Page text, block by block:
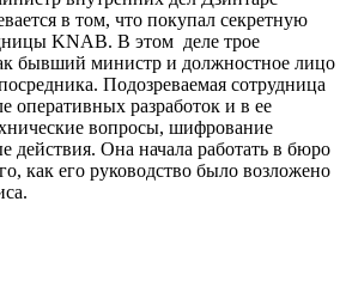
в том, что покупал секретную
KNAB. В этом деле трое
бывший министр и должностное лицо
Подозреваемая сотрудница
оперативных разработок и в ее
вопросы, шифрование
действия. Она начала работать в бюро
как его руководство было возложено